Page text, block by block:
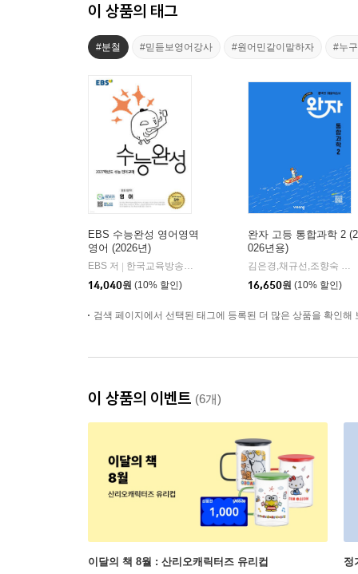
이 상품의 태그
#분철 #믿듣보영어강사 #원어민같이말하자 #누
EBS 수능완성 영어영역
영어 (2026년)
EBS 저
한국교육방송공사
14,040원 (10% 할인)
완자 고등 통합과학 2 (2
026년용)
김은경,채규선,조향숙 등저
16,650원 (10% 할인)
검색 페이지에서 선택된 태그에 등록된 더 많은 상품을 확인해
이 상품의 이벤트 (6개)
이달의 책 8월 : 산리오캐릭터즈 유리컵 정